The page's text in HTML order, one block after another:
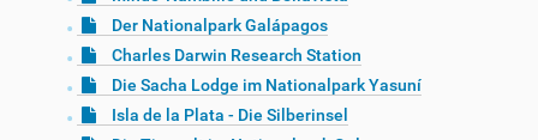
Der Nationalpark Galápagos
Charles Darwin Research Station
Die Sacha Lodge im Nationalpark Yasuní
Isla de la Plata - Die Silberinsel